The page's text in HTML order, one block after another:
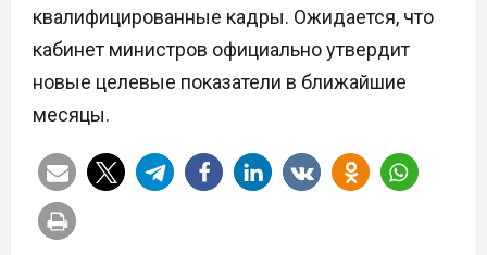
квалифицированные кадры. Ожидается, что
кабинет министров официально утвердит
новые целевые показатели в ближайшие
месяцы.